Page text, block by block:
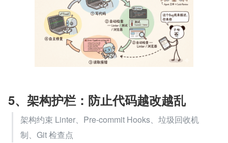
5、架构护栏：防止代码越改越乱
架构约束 Linter、Pre-commit Hooks、垃圾回收机
制、Git 检查点